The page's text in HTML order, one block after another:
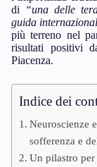
di
“una delle
guida
più terreno nel
risultati positivi
Piacenza.
Indice dei
Neuroscienze
sofferenza e
Un pilastro